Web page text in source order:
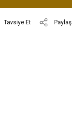
Tavsiye Et Paylaş